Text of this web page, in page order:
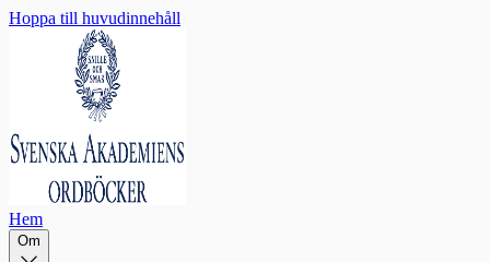
Hoppa till huvudinnehåll
Hem
Om